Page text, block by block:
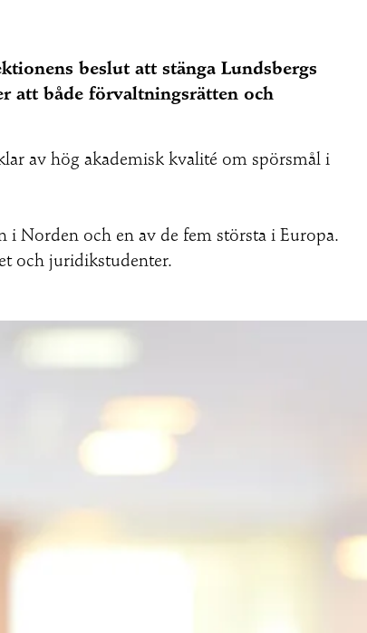
beslut att stänga Lundsbergs
att både förvaltningsrätten och
av hög akademisk kvalité om spörsmål i
Norden och en av de fem största i Europa.
och juridikstudenter.